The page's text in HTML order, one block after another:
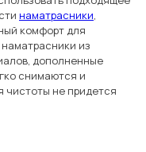
наматрасники,
комфорт для
из
дополненные
снимаются и
чистоты не придется